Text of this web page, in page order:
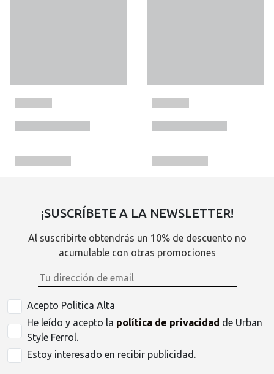
¡SUSCRÍBETE A LA NEWSLETTER!
Al suscribirte obtendrás un 10% de descuento no
acumulable con otras promociones
Acepto Politica Alta
He leído y acepto la política de privacidad de Urban
Style Ferrol.
Estoy interesado en recibir publicidad.